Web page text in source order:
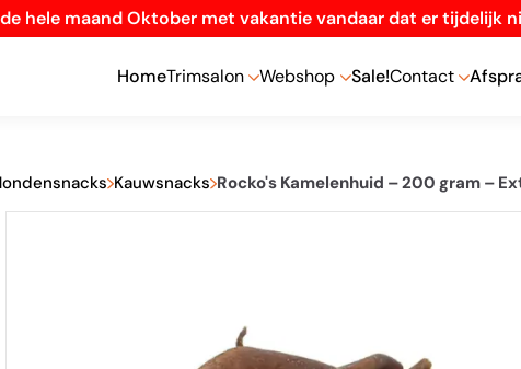
hele maand Oktober met vakantie vandaar dat er tijdelijk
HomeTrimsalon Webshop Sale!Contact
Kauwsnacks Rocko's Kamelenhuid – 200 gram –